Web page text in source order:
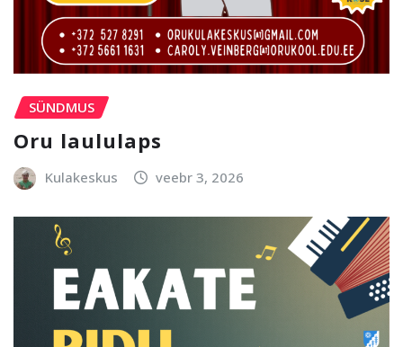
SÜNDMUS
Oru laululaps
Kulakeskus veebr 3, 2026